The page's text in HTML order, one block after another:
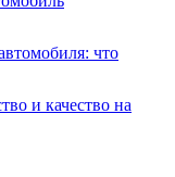
что
и качество на